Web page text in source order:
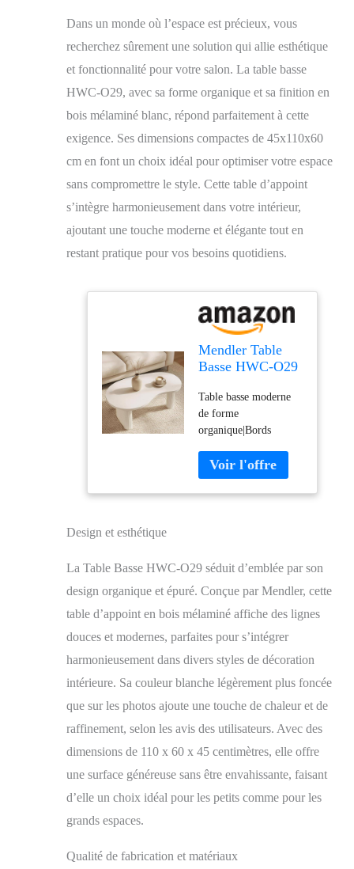
Dans un monde où l’espace est précieux, vous
recherchez sûrement une solution qui allie esthétique
et fonctionnalité pour votre salon. La table basse
HWC-O29, avec sa forme organique et sa finition en
bois mélaminé blanc, répond parfaitement à cette
exigence. Ses dimensions compactes de 45x110x60
cm en font un choix idéal pour optimiser votre espace
sans compromettre le style. Cette table d’appoint
s’intègre harmonieusement dans votre intérieur,
ajoutant une touche moderne et élégante tout en
restant pratique pour vos besoins quotidiens.
Mendler Table
Basse HWC-O29
Imitation Bois
Brun
Table basse moderne
de forme
organique|Bords
Surface avec
revêtement en
mélamine
ses larges pieds Pieds
3D|Protection de sol
incluse Capacité
maximale de charge
permanente : 50
kg|Livré sans
décoration
Design et esthétique
La Table Basse HWC-O29 séduit d’emblée par son
design organique et épuré. Conçue par Mendler, cette
table d’appoint en bois mélaminé affiche des lignes
douces et modernes, parfaites pour s’intégrer
harmonieusement dans divers styles de décoration
intérieure. Sa couleur blanche légèrement plus foncée
que sur les photos ajoute une touche de chaleur et de
raffinement, selon les avis des utilisateurs. Avec des
dimensions de 110 x 60 x 45 centimètres, elle offre
une surface généreuse sans être envahissante, faisant
d’elle un choix idéal pour les petits comme pour les
grands espaces.
Qualité de fabrication et matériaux